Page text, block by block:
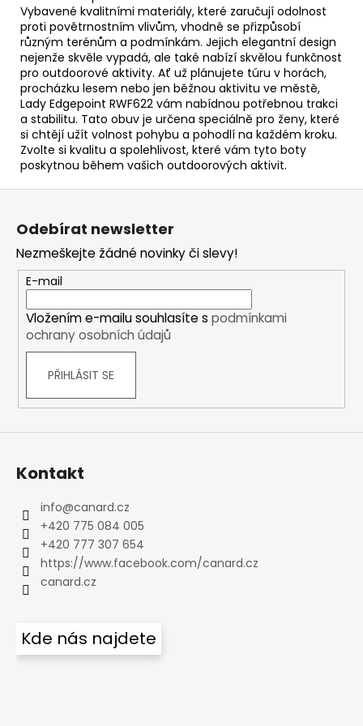
Vybavené kvalitními materiály, které zaručují odolnost
proti povětrnostním vlivům, vhodně se přizpůsobí
různým terénům a podmínkám. Jejich elegantní design
nejenže skvěle vypadá, ale také nabízí skvělou funkčnost
pro outdoorové aktivity. Ať už plánujete túru v horách,
procházku lesem nebo jen běžnou aktivitu ve městě,
Lady Edgepoint RWF622 vám nabídnou potřebnou trakci
a stabilitu. Tato obuv je určena speciálně pro ženy, které
si chtějí užít volnost pohybu a pohodlí na každém kroku.
Zvolte si kvalitu a spolehlivost, které vám tyto boty
poskytnou během vašich outdoorových aktivit.
Z
Odebírat newsletter
Nezmeškejte žádné novinky či slevy!
E-mail
Vložením e-mailu souhlasíte s podmínkami
ochrany osobních údajů
PŘIHLÁSIT SE
Kontakt
info@canard.cz
+420 775 084 005
+420 777 307 654
https://www.facebook.com/canard.cz
canard.cz
Kde nás najdete